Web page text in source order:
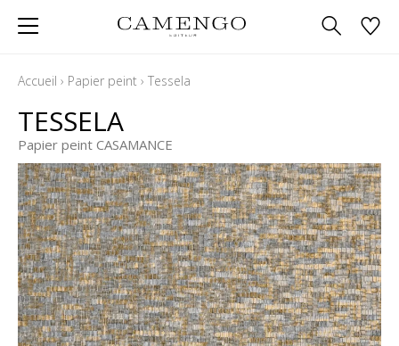
Accueil › Papier peint › Tessela
TESSELA
Papier peint CASAMANCE